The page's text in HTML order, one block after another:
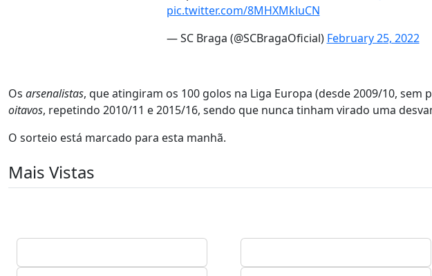
pic.twitter.com/8MHXMkluCN
— SC Braga (@SCBragaOficial) February 25, 2022
Os arsenalistas, que atingiram os 100 golos na Liga Europa (desde 2009/10,
oitavos, repetindo 2010/11 e 2015/16, sendo que nunca tinham virado uma
O sorteio está marcado para esta manhã.
Mais Vistas